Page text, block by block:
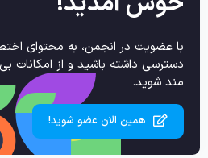
با عضویت در انجمن، به محتوای
دسترسی داشته باشید و از امکانات
مند شوید.
همین الان عضو شوید!